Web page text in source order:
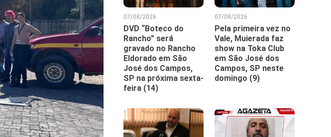
07/08/2026
DVD “Boteco do
Rancho” será
gravado no Rancho
Eldorado em São
José dos Campos,
SP na próxima sexta-
feira (14)
07/08/2026
Pela primeira vez no
Vale, Muierada faz
show na Toka Club
em São José dos
Campos, SP neste
domingo (9)